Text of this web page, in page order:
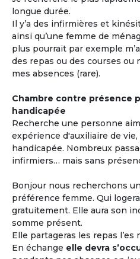
longue durée.
Il y’a des infirmières et
ainsi qu’une femme de
plus pourrait par exemple
des repas ou des courses
mes absences (rare).
Chambre contre présence
handicapée
Recherche une personne
expérience d'auxiliaire de
handicapée. Nombreux
infirmiers… mais sans
Bonjour nous recherchons
préférence femme. Qui
gratuitement. Elle aura son
somme présent.
Elle partageras les repas l’es
En échange elle devra